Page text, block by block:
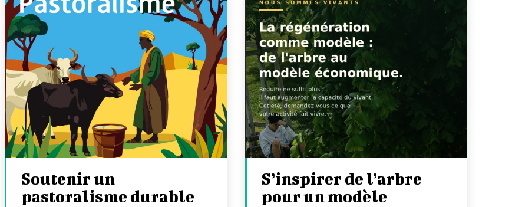
Soutenir un
pastoralisme durable
S’inspirer de l’arbre
pour un modèle